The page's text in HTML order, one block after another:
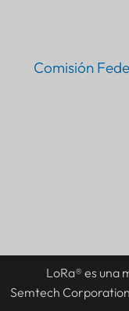
Comisión
LoRa® es una
Semtech